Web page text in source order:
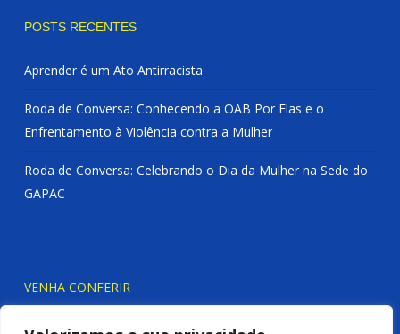
POSTS RECENTES
Aprender é um Ato Antirracista
Roda de Conversa: Conhecendo a OAB Por Elas e o
Enfrentamento à Violência contra a Mulher
Roda de Conversa: Celebrando o Dia da Mulher na Sede do
GAPAC
VENHA CONFERIR